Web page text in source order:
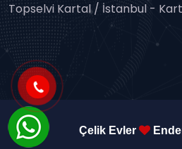
Topselvi Kartal / İstanbul -
Çelik Evler